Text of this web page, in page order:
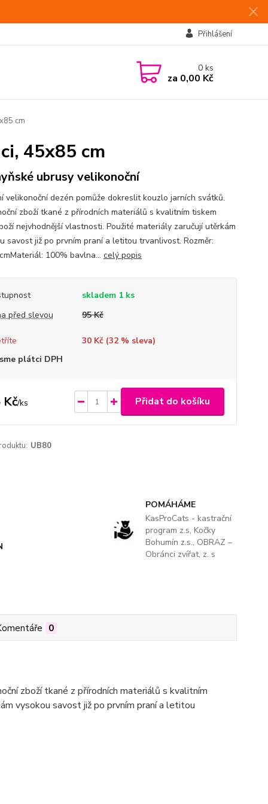
Přihlášení
0ks
za 0,00 Kč
cm
45x85 cm
ubrusy velikonoční
velikonoční dezén pomůže dokreslit kouzlo jarních svátků.
zboží tkané z přírodních materiálů s kvalitním tiskem
nejvhodnější vlastnosti. Použité materiály zaručují utěrkám
savost již po prvním praní a letitou trvanlivost. Rozměr:
100% bavlna... celý popis
skladem 1 ks
před slevou
95 Kč
30 Kč (32% sleva)
plátci DPH
Kč/ks Přidat do košíku
UB80
POMÁHÁME
KasProCats - kastrační
program z.s, Kočky
Bohumín z.s., OBRAZ –
Obránci zvířat, z. s
0
zboží tkané z přírodních materiálů s kvalitním
vysokou savost již po prvním praní a letitou